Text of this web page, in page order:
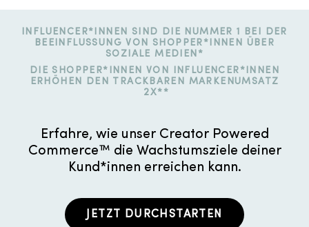
INFLUENCER*INNEN SIND DIE NUMMER 1 BEI DER
BEEINFLUSSUNG VON SHOPPER*INNEN ÜBER
SOZIALE MEDIEN*
DIE SHOPPER*INNEN VON INFLUENCER*INNEN
ERHÖHEN DEN TRACKBAREN MARKENUMSATZ
2X**
Erfahre, wie unser Creator Powered
Commerce™ die Wachstumsziele deiner
Kund*innen erreichen kann.
JETZT DURCHSTARTEN